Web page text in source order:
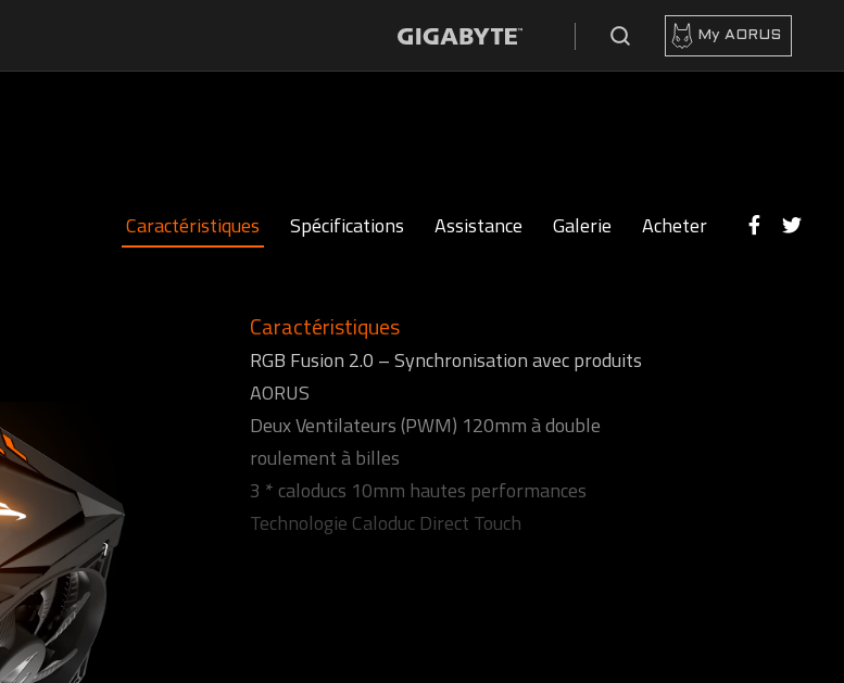
My AORUS
Caractéristiques Spécifications Assistance Galerie Acheter
Caractéristiques
RGB Fusion 2.0 – Synchronisation avec produits
AORUS
Deux Ventilateurs (PWM) 120mm à double
roulement à billes
3 * caloducs 10mm hautes performances
Technologie Caloduc Direct Touch